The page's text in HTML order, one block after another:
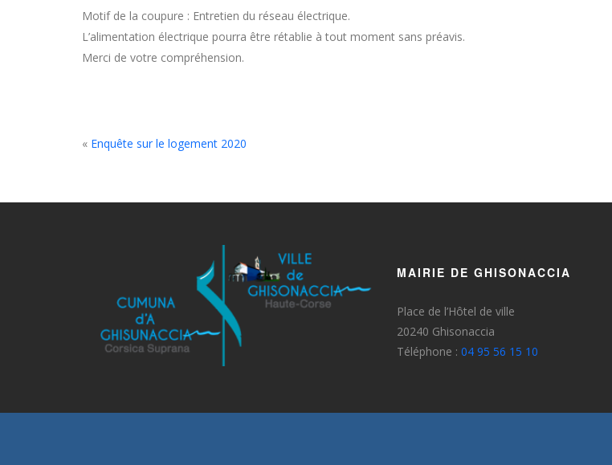
Motif de la coupure : Entretien du réseau électrique.
L’alimentation électrique pourra être rétablie à tout moment sans préavis.
Merci de votre compréhension.
« Enquête sur le logement 2020
MAIRIE DE GHISONACCIA
Place de l’Hôtel de ville
20240 Ghisonaccia
Téléphone : 04 95 56 15 10